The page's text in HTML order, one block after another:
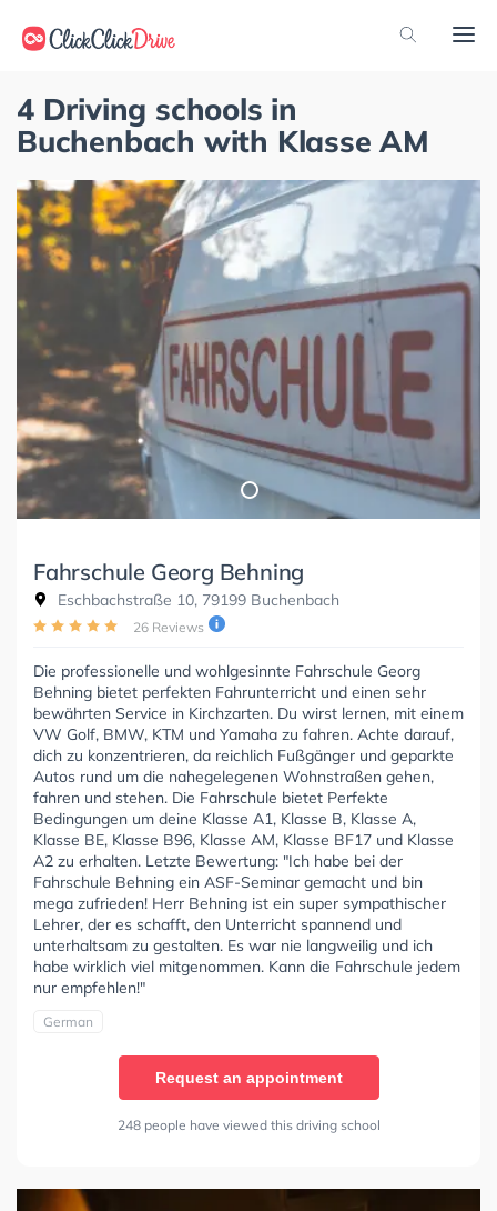
4 Driving schools in
Buchenbach with Klasse AM
Fahrschule Georg Behning
Eschbachstraße 10, 79199 Buchenbach
26 Reviews
Die professionelle und wohlgesinnte Fahrschule Georg
Behning bietet perfekten Fahrunterricht und einen sehr
bewährten Service in Kirchzarten. Du wirst lernen, mit einem
VW Golf, BMW, KTM und Yamaha zu fahren. Achte darauf,
dich zu konzentrieren, da reichlich Fußgänger und geparkte
Autos rund um die nahegelegenen Wohnstraßen gehen,
fahren und stehen. Die Fahrschule bietet Perfekte
Bedingungen um deine Klasse A1, Klasse B, Klasse A,
Klasse BE, Klasse B96, Klasse AM, Klasse BF17 und Klasse
A2 zu erhalten. Letzte Bewertung: "Ich habe bei der
Fahrschule Behning ein ASF-Seminar gemacht und bin
mega zufrieden! Herr Behning ist ein super sympathischer
Lehrer, der es schafft, den Unterricht spannend und
unterhaltsam zu gestalten. Es war nie langweilig und ich
habe wirklich viel mitgenommen. Kann die Fahrschule jedem
nur empfehlen!"
German
Request an appointment
248 people have viewed this driving school